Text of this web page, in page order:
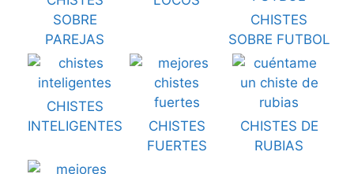
SOBRE
PAREJAS
CHISTES
SOBRE FUTBOL
CHISTES
INTELIGENTES
CHISTES
FUERTES
CHISTES DE
RUBIAS